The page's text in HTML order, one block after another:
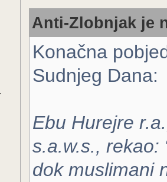
Anti-Zlobnjak je
Konačna
Sudnjeg Dana:
Ebu Hurejre
s.a.w.s., rekao:
dok muslimani